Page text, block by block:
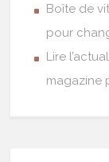
Boîte de
pour
Lire
magazine